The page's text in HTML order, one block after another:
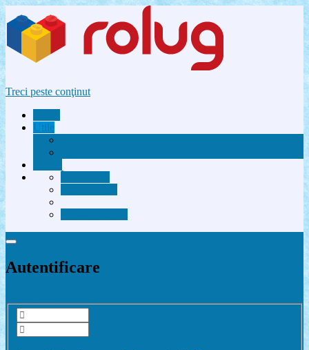
Treci peste conţinut
Utile
Autentificare